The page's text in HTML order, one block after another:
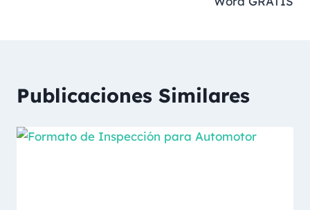
Publicaciones Similares